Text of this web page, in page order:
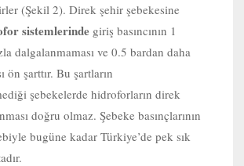
(Şekil 2). Direk şehir şebekesine
sistemlerinde giriş basıncının 1
dalgalanmaması ve 0.5 bardan daha
ön şarttır. Bu şartların
şebekelerde hidroforların direk
doğru olmaz. Şebeke basınçlarının
bugüne kadar Türkiye’de pek sık